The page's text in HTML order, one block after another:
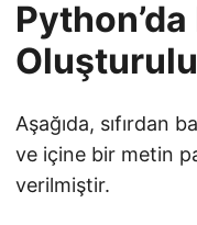
Python’da
Aşağıda, sıfırdan
ve içine bir metin
verilmiştir.